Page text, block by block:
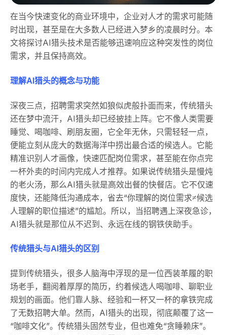
在当今快速变化的商业环境中，企业对人才的需求可能随
时出现，甚至是在大多数人已经进入梦乡的凌晨时分。本
文将探讨AI猎头技术是否能够迅速响应这种突发性的岗位
需求，并且保持高效。
理解AI猎头的概念与功能
深夜三点，招聘需求突然如狼似虎般扑面而来，传统猎头
还在梦中流汗，AI猎头却已经披挂上阵。它不像人类需要
睡觉、喝咖啡、刷朋友圈，它全年无休，只需轻轻一点，
便能立刻从庞大的数据海洋中捞出最合适的候选人。它能
精准识别人才画像，快速匹配岗位需求，甚至能在你点完
一杯外卖的时间内完成人才推荐。如果说传统猎头是慢炖
的老火汤，那么AI猎头就是高效出餐的快餐店。它不仅速
度快，还能降低沟通成本，省去“你理解的岗位需求≠候选
人理解的职位描述”的尴尬。所以，当招聘遇上深夜急诊，
AI猎头就是那位从不迟到、永远在线的钢铁侠助手。
传统猎头与AI猎头的区别
提到传统猎头，很多人脑海中浮现的是一位西装革履的职
场老手，翻阅着厚厚的简历，约着候选人喝咖啡、聊职业
规划的画面。他们靠人脉、经验和一杯又一杯的拿铁完成
了无数招聘大单。然而，AI猎头的出现，彻底颠覆了这一
“咖啡文化”。传统猎头固然专业，但也难免“贪睡赖床”。